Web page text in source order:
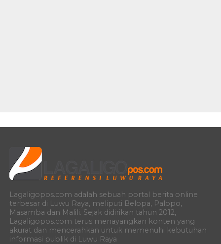
Lagaligopos.com adalah sebuah portal berita online
terbesar di Luwu Raya, meliputi Belopa, Palopo,
Masamba dan Malili. Sejak didirikan tahun 2012,
Lagaligopos.com terus menayangkan konten yang
akurat dan mencerahkan untuk memenuhi kebutuhan
informasi publik di Luwu Raya